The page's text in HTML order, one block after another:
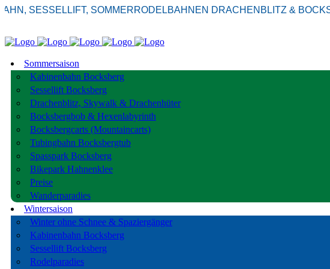
SESSELLIFT, SOMMERRODELBAHNEN DRACHENBLITZ &
Sommersaison
Kabinenbahn Bocksberg
Sessellift Bocksberg
Drachenblitz, Skywalk & Drachenhüter
Bocksbergbob & Hexenlabyrinth
Bocksbergcarts (Mountaincarts)
Tubingbahn Bocksbergtub
Spasspark Bocksberg
Bikepark Hahnenklee
Preise
Wanderparadies
Wintersaison
Winter ohne Schnee & Spaziergänger
Kabinenbahn Bocksberg
Sessellift Bocksberg
Rodelparadies